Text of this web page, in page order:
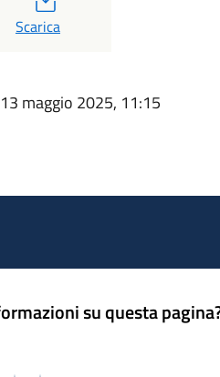
Scarica
maggio 2025, 11:15
su questa